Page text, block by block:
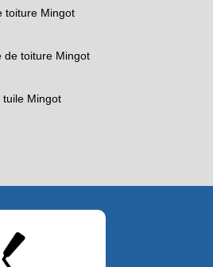
toiture Mingot
de toiture Mingot
tuile Mingot